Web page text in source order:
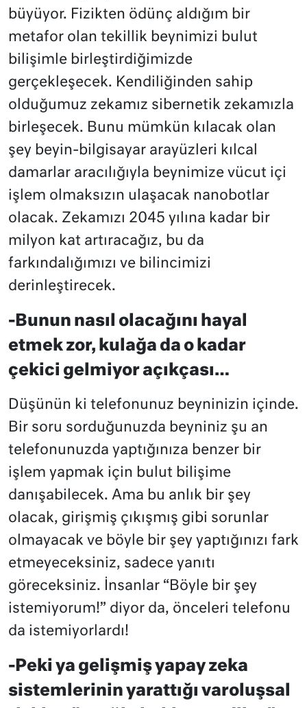
büyüyor. Fizikten ödünç aldığım bir
metafor olan tekillik beynimizi bulut
bilişimle birleştirdiğimizde
gerçekleşecek. Kendiliğinden sahip
olduğumuz zekamız sibernetik zekamızla
birleşecek. Bunu mümkün kılacak olan
şey beyin-bilgisayar arayüzleri kılcal
damarlar aracılığıyla beynimize vücut içi
işlem olmaksızın ulaşacak nanobotlar
olacak. Zekamızı 2045 yılına kadar bir
milyon kat artıracağız, bu da
farkındalığımızı ve bilincimizi
derinleştirecek.
-Bunun nasıl olacağını hayal
etmek zor, kulağa da o kadar
çekici gelmiyor açıkçası…
Düşünün ki telefonunuz beyninizin içinde.
Bir soru sorduğunuzda beyniniz şu an
telefonunuzda yaptığınıza benzer bir
işlem yapmak için bulut bilişime
danışabilecek. Ama bu anlık bir şey
olacak, girişmiş çıkışmış gibi sorunlar
olmayacak ve böyle bir şey yaptığınızı fark
etmeyeceksiniz, sadece yanıtı
göreceksiniz. İnsanlar “Böyle bir şey
istemiyorum!” diyor da, önceleri telefonu
da istemiyorlardı!
-Peki ya gelişmiş yapay zeka
sistemlerinin yarattığı varoluşsal